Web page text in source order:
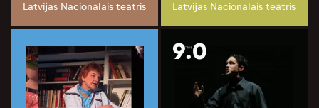
Latvijas Nacionālais teātris Latvijas Nacionālais teātris
9.0